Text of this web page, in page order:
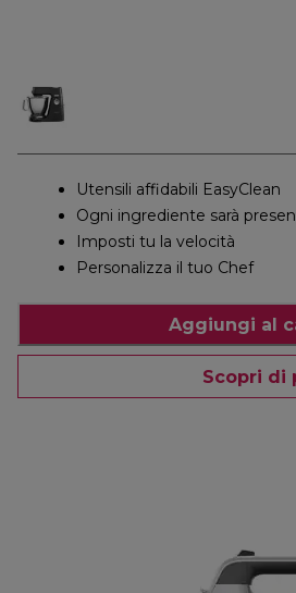
Utensili affidabili EasyClean
Ogni ingrediente sarà
Imposti tu la velocità
Personalizza il tuo Chef
Aggiungi al
Scopri di